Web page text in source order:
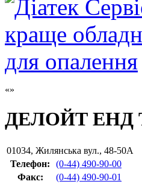
ДЕЛОЙТ
01034, Жилянська вул., 48-50А
Телефон:
(0-44) 490-90-00
Факс: (0-44) 490-90-01